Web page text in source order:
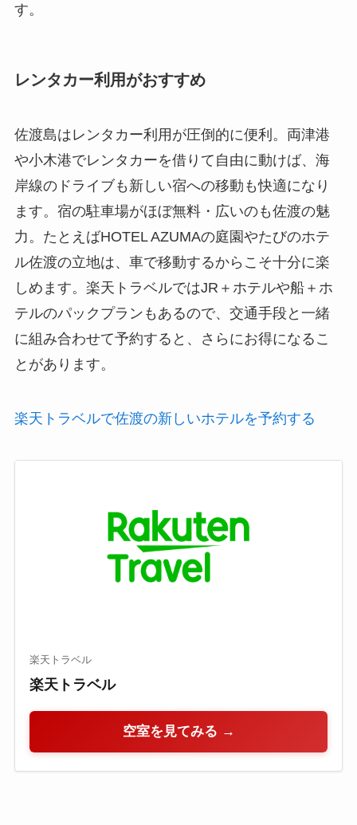
す。
レンタカー利用がおすすめ
佐渡島はレンタカー利用が圧倒的に便利。両津港
や小木港でレンタカーを借りて自由に動けば、海
岸線のドライブも新しい宿への移動も快適になり
ます。宿の駐車場がほぼ無料・広いのも佐渡の魅
力。たとえばHOTEL AZUMAの庭園やたびのホテ
ル佐渡の立地は、車で移動するからこそ十分に楽
しめます。楽天トラベルではJR＋ホテルや船＋ホ
テルのパックプランもあるので、交通手段と一緒
に組み合わせて予約すると、さらにお得になるこ
とがあります。
楽天トラベルで佐渡の新しいホテルを予約する
楽天トラベル
楽天トラベル
空室を見てみる →